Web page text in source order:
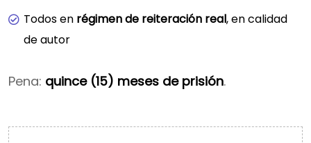
Todos en régimen de reiteración real, en calidad
de autor
Pena: quince (15) meses de prisión.